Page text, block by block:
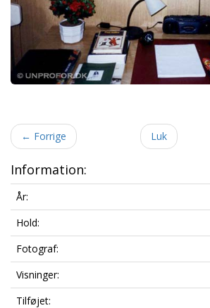
← Forrige Luk
Information:
År:
Hold:
Fotograf:
Visninger:
Tilføjet: